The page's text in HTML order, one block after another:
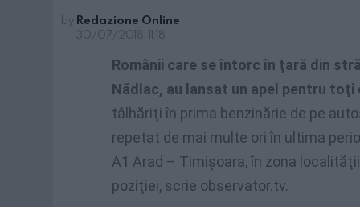
by Redazione Online
30/07/2018, 11:18
Românii care se întorc în ţară din
Nădlac, au lansat un apel pentru toţi
tâlhăriţi în prima benzinărie de pe
repetat de mai multe ori în ultima
A1 Arad – Timişoara, în zona
poziţiei, scrie observator.tv.